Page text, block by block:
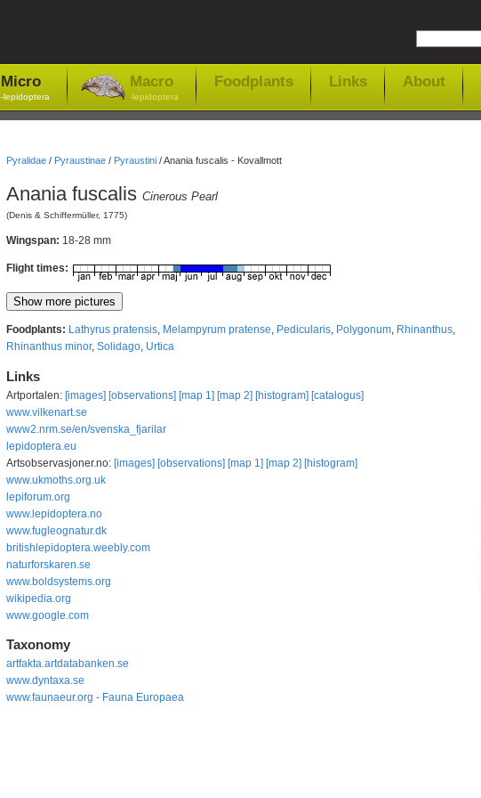
Micro
-lepidoptera
Macro
-lepidoptera
Foodplants Links About
Pyralidae/ Pyraustinae/ Pyraustini/Anania fuscalis - Kovallmott
Anania fuscalis Cinerous Pearl
(Denis & Schiffermüller, 1775)
Wingspan: 18-28 mm
Flight times:
Foodplants: Lathyrus pratensis, Melampyrum pratense, Pedicularis, Polygonum, Rhinanthus,
Rhinanthus minor, Solidago, Urtica
Links
Artportalen: [images] [observations] [map 1] [map 2] [histogram] [catalogus]
www.vilkenart.se
www2.nrm.se/en/svenska_fjarilar
lepidoptera.eu
Artsobservasjoner.no: [images] [observations] [map 1] [map 2] [histogram]
www.ukmoths.org.uk
lepiforum.org
www.lepidoptera.no
www.fugleognatur.dk
britishlepidoptera.weebly.com
naturforskaren.se
www.boldsystems.org
wikipedia.org
www.google.com
Taxonomy
artfakta.artdatabanken.se
www.dyntaxa.se
www.faunaeur.org - Fauna Europaea